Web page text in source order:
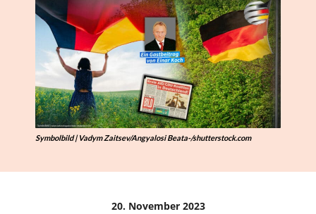
Symbolbild | Vadym Zaitsev/Angyalosi Beata-/shutterstock.com
20. November 2023